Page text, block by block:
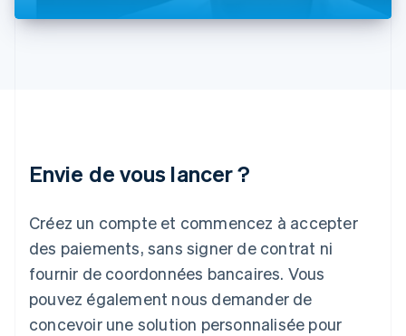
Envie de vous lancer ?
Créez un compte et commencez à accepter
des paiements, sans signer de contrat ni
fournir de coordonnées bancaires. Vous
pouvez également nous demander de
concevoir une solution personnalisée pour
English
Deutsch English
Luxembourg
FrançaisDeutsch English
Malaisie
English 简体中文
Malte
English